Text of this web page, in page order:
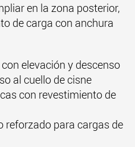
en la zona posterior,
de carga con anchura
elevación y descenso
al cuello de cisne
con revestimiento de
reforzado para cargas de